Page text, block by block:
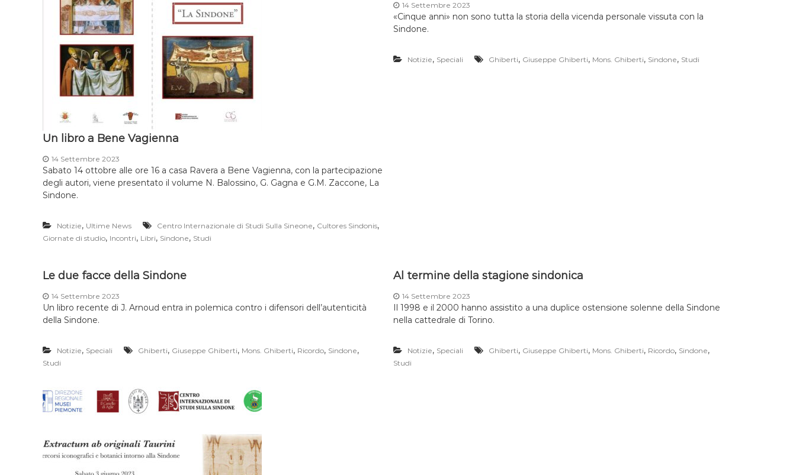
Un libro a Bene Vagienna
14 Settembre 2023
Sabato 14 ottobre alle ore 16 a casa Ravera a Bene Vagienna, con la partecipazione
degli autori, viene presentato il volume N. Balossino, G. Gagna e G.M. Zaccone, La
Sindone.
Notizie, Ultime News Centro Internazionale di Studi Sulla Sineone, Cultores Sindonis,
Giornate di studio, Incontri, Libri, Sindone, Studi
14 Settembre 2023
«Cinque anni» non sono tutta la storia della vicenda personale vissuta con la
Sindone.
Notizie, Speciali Ghiberti, Giuseppe Ghiberti, Mons. Ghiberti, Sindone, Studi
Le due facce della Sindone
14 Settembre 2023
Un libro recente di J. Arnoud entra in polemica contro i difensori dell’autenticità
della Sindone.
Notizie, Speciali Ghiberti, Giuseppe Ghiberti, Mons. Ghiberti, Ricordo, Sindone,
Studi
Al termine della stagione sindonica
14 Settembre 2023
Il 1998 e il 2000 hanno assistito a una duplice ostensione solenne della Sindone
nella cattedrale di Torino.
Notizie, Speciali Ghiberti, Giuseppe Ghiberti, Mons. Ghiberti, Ricordo, Sindone,
Studi